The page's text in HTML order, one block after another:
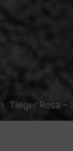
Tieger Rosa –